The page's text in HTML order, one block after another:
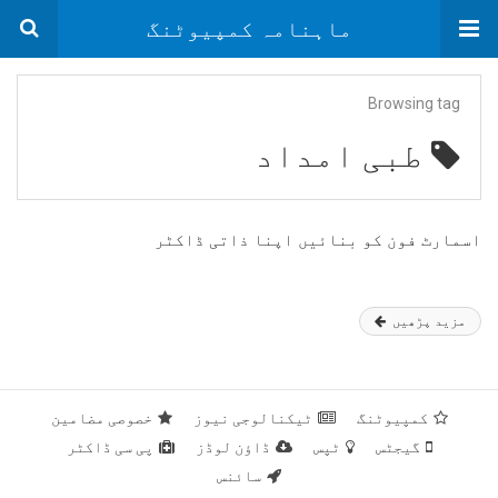
ماہنامہ کمپیوٹنگ
Browsing tag
طبی امداد
اسمارٹ فون کو بنائیں اپنا ذاتی ڈاکٹر
مزید پڑھیں
کمپیوٹنگ ٹیکنالوجی نیوز
خصوصی مضامین
گیجٹس
ٹپس ڈاؤن لوڈز
پی سی ڈاکٹر
سائنس